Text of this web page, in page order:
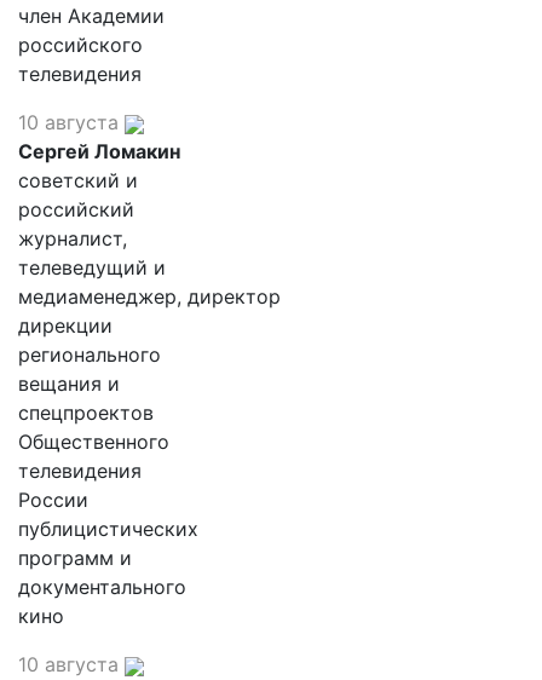
член Академии
российского
телевидения
10 августа
Сергей Ломакин
советский и
российский
журналист,
телеведущий и
медиаменеджер, директор
дирекции
регионального
вещания и
спецпроектов
Общественного
телевидения
России
публицистических
программ и
документального
кино
10 августа